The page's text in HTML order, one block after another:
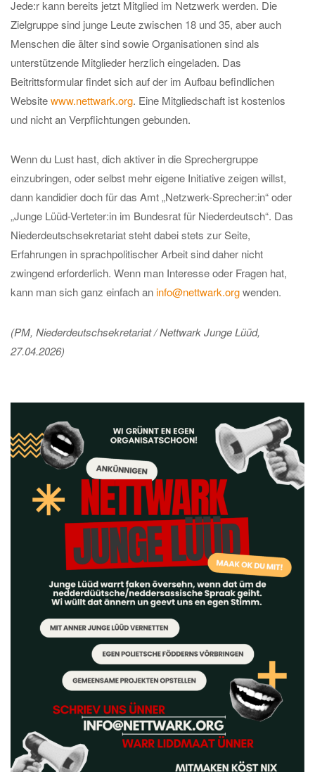
Jede:r kann bereits jetzt Mitglied im Netzwerk werden. Die
Zielgruppe sind junge Leute zwischen 18 und 35, aber auch
Menschen die älter sind sowie Organisationen sind als
unterstützende Mitglieder herzlich eingeladen. Das
Beitrittsformular findet sich auf der im Aufbau befindlichen
Websitewww.nettwark.org. Eine Mitgliedschaft ist kostenlos
und nicht an Verpflichtungen gebunden.
Wenn du Lust hast, dich aktiver in die Sprechergruppe
einzubringen, oder selbst mehr eigene Initiative zeigen willst,
dann kandidier doch für das Amt „Netzwerk-Sprecher:in“ oder
„Junge Lüüd-Verteter:in im Bundesrat für Niederdeutsch“. Das
Niederdeutschsekretariat steht dabei stets zur Seite,
Erfahrungen in sprachpolitischer Arbeit sind daher nicht
zwingend erforderlich. Wenn man Interesse oder Fragen hat,
kann man sich ganz einfach aninfo@nettwark.orgwenden.
(PM, Niederdeutschsekretariat / Nettwark Junge Lüüd,
27.04.2026)